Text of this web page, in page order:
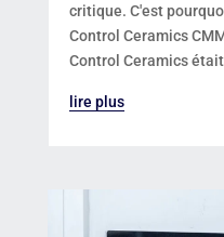
critique. C'est
Control Ceramics
Control Ceramics
lire plus